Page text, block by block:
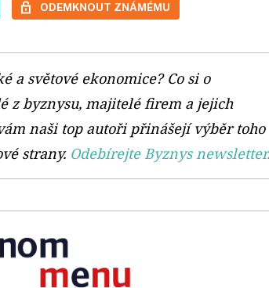
ODEMKNOUT ZNÁMÉMU
a světové ekonomice? Co si o
z byznysu, majitelé firem a jejich
naši top autoři přinášejí výběr toho
strany. Odebírejte Byznys newsletter.